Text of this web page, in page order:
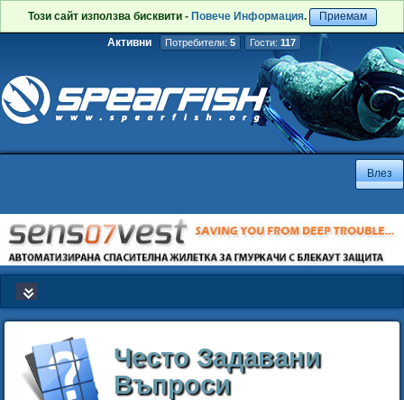
Този сайт използва бисквити - Повече Информация. Приемам
Активни Потребители: 5 Гости: 117
Често Задавани
Въпроси